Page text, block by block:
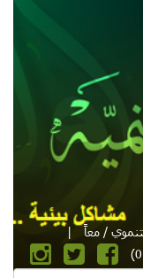
/ معاً
|